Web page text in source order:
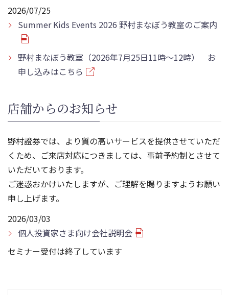
2026/07/25
Summer Kids Events 2026 野村まなぼう教室のご案内
野村まなぼう教室（2026年7月25日11時～12時） お
申し込みはこちら
店舗からのお知らせ
野村證券では、より質の高いサービスを提供させていただ
くため、ご来店対応につきましては、事前予約制とさせて
いただいております。
ご迷惑おかけいたしますが、ご理解を賜りますようお願い
申し上げます。
2026/03/03
個人投資家さま向け会社説明会
セミナー受付は終了しています